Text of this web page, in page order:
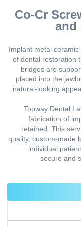
Co-Cr
and
Implant metal
of dental restoration
bridges are
placed into the
natural-looking
Topway Dental
fabrication of
retained. This
quality, custom-made
individual
secure and